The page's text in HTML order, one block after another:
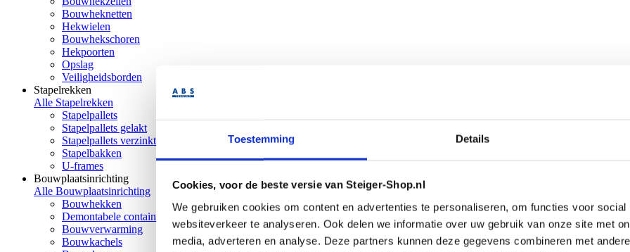
Toestemming Details
Cookies, voor de beste versie van Steiger-Shop.nl
We gebruiken cookies om content en advertenties te personaliseren, om functies voor
websiteverkeer te analyseren. Ook delen we informatie over uw gebruik van onze site met
media, adverteren en analyse. Deze partners kunnen deze gegevens combineren met
Bouwheknetten
Hekwielen
Bouwhekschoren
Hekpoorten
Opslag
Veiligheidsborden
Stapelrekken
Alle Stapelrekken
Stapelpallets
Stapelpallets gelakt
Stapelpallets verzinkt
Stapelbakken
U-frames
Bouwplaatsinrichting
Alle Bouwplaatsinrichting
Bouwhekken
Demontabele containers
Bouwverwarming
Bouwkachels